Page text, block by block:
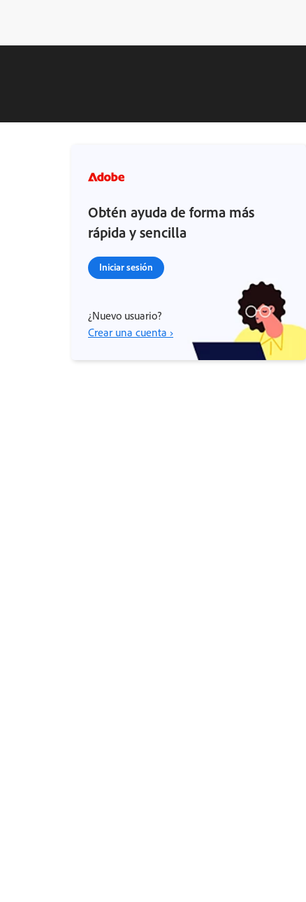
Obtén ayuda de forma más
rápida y sencilla
Iniciar sesión
¿Nuevo usuario?
Crear una cuenta ›